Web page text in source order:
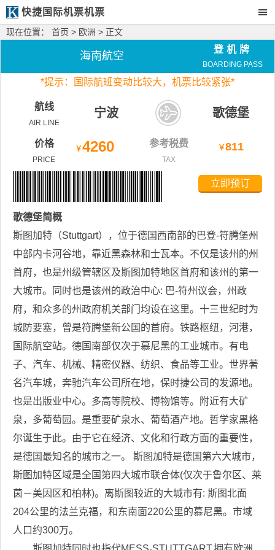
快捷国际机票机票
现在位置： 首页 > 欧洲 > 正文
海南航空
登机牌
BOARDING PASS
*提示：国际航班变动比较大， 机票比较紧张*
航线
AIR LINE
宁波 歌德堡
价格
PRICE
￥4260 参考税费
TAX
￥811
立即预订
歌德堡简概
斯图加特（Stuttgart），位于德国西南部的巴登-符腾堡州
中部内卡河谷地，靠近黑森林和士瓦本。不仅是该州的州
首府，也是州级管辖区及斯图加特地区首府和该州的第一
大城市。同时也是该州的政治中心: 巴-符州议会，州政
府，和众多的州政府机关部门均设在这里。十三世纪时为
城防要塞，曾是符腾堡新公国的首府。铁路枢纽，河港，
国际航空站。德国南部仅次于慕尼黑的工业城市。有电
子、汽车、机械、精密仪器、纺织、食品等工业。世界著
名汽车城，奔驰汽车公司所在地，保时捷公司的发源地。
也是出版业中心。多高等院校、博物馆等。附近有大矿
泉，多葡萄园。是重要矿泉水、葡萄酒产地。哲学家黑格
尔诞生于此。由于它在经济、文化和行政方面的重要性，
是德国最知名的城市之一。 斯图加特是德国第六大城市，
斯图加特区域是全国第四大城市联合体(仅次于鲁尔区、莱
茵－美因区和柏林)。离斯图较近的大城市有: 斯图北面
204公里的法兰克福，和东南面220公里的慕尼黑。市域
人口约300万。